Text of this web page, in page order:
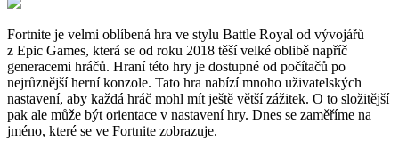
Fortnite je velmi oblíbená hra ve stylu Battle Royal od vývojářů
z Epic Games, která se od roku 2018 těší velké oblibě napříč
generacemi hráčů. Hraní této hry je dostupné od počítačů po
nejrůznější herní konzole. Tato hra nabízí mnoho uživatelských
nastavení, aby každá hráč mohl mít ještě větší zážitek. O to složitější
pak ale může být orientace v nastavení hry. Dnes se zaměříme na
jméno, které se ve Fortnite zobrazuje.